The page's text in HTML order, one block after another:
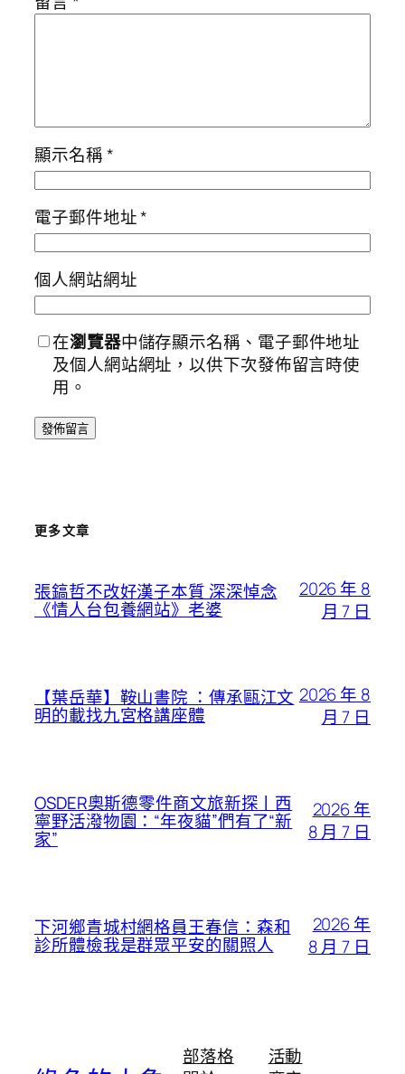
顯示名稱*
電子郵件地址*
個人網站網址
在瀏覽器中儲存顯示名稱、電子郵件地址
及個人網站網址，以供下次發佈留言時使
用。
更多文章
張鎬哲不改好漢子本質 深深悼念
《情人台包養網站》老婆
2026 年 8
月 7 日
【葉岳華】鞍山書院 ：傳承甌江文
明的載找九宮格講座體
2026 年 8
月 7 日
OSDER奧斯德零件商文旅新探丨西
寧野活潑物園：“年夜貓”們有了“新
家”
2026 年
8 月 7 日
下河鄉青城村網格員王春信：森和
診所體檢我是群眾平安的關照人
2026 年
8 月 7 日
部落格
活動